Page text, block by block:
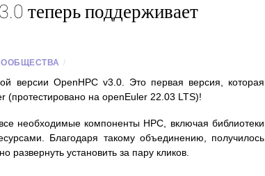
теперь поддерживает
/
версии OpenHPC v3.0. Это первая версия, которая
(протестировано на openEuler 22.03 LTS)!
необходимые компоненты HPC, включая библиотеки
Благодаря такому объединению, получилось
развернуть установить за пару кликов.